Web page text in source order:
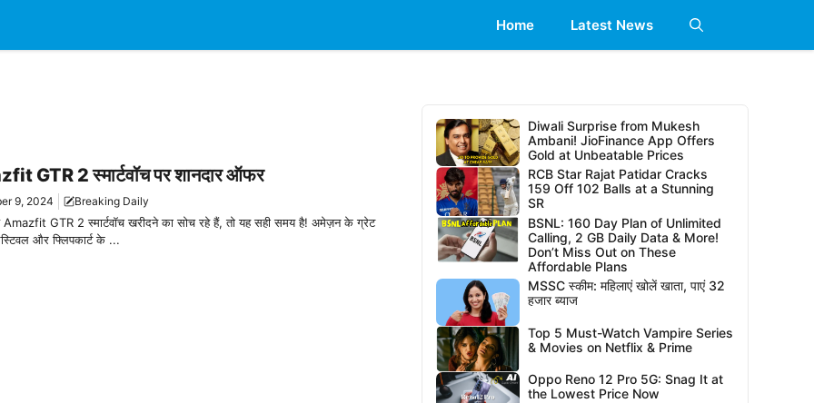
Home Latest News
GTR 2 स्मार्टवॉच पर शानदार ऑफर
9, 2024 Breaking Daily
GTR 2 स्मार्टवॉच खरीदने का सोच रहे हैं, तो यह सही समय है! अमेज़न के ग्रेट
और फ्लिपकार्ट के ...
Diwali Surprise from Mukesh
Ambani! JioFinance App Offers
Gold at Unbeatable Prices
RCB Star Rajat Patidar Cracks
159 Off 102 Balls at a Stunning
SR
BSNL: 160 Day Plan of Unlimited
Calling, 2 GB Daily Data & More!
Don’t Miss Out on These
Affordable Plans
MSSC स्कीम: महिलाएं खोलें खाता, पाएं 32
हजार ब्याज
Top 5 Must-Watch Vampire Series
& Movies on Netflix & Prime
Oppo Reno 12 Pro 5G: Snag It at
the Lowest Price Now